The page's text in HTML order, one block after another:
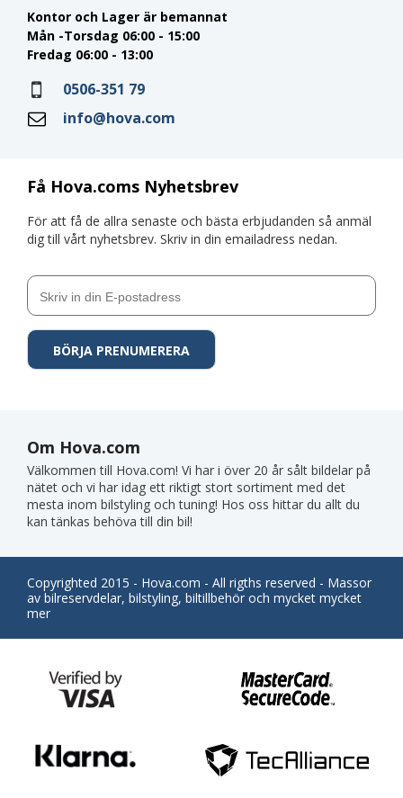
Få Hova.coms Nyhetsbrev
För att få de allra senaste och bästa erbjudanden så anmäl
dig till vårt nyhetsbrev. Skriv in din emailadress nedan.
Kontor och Lager är bemannat
Mån -Torsdag 06:00 - 15:00
Fredag 06:00 - 13:00
0506-351 79
info@hova.com
Om Hova.com
Välkommen till Hova.com! Vi har i över 20 år sålt bildelar på
nätet och vi har idag ett riktigt stort sortiment med det
mesta inom bilstyling och tuning! Hos oss hittar du allt du
kan tänkas behöva till din bil!
Copyrighted 2015 - Hova.com - All rigths reserved - Massor
av bilreservdelar, bilstyling, biltillbehör och mycket mycket
mer